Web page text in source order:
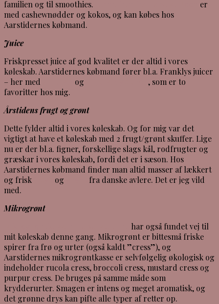
familien og til smoothies.
er
med cashewnødder og kokos, og kan købes hos
Aarstidernes købmand.
Juice
Friskpresset juice af god kvalitet er der altid i vores
køleskab. Aarstidernes købmand fører bl.a. Franklys juicer
– her med
og
, som er to
favoritter hos mig.
Årstidens frugt og grønt
Dette fylder altid i vores køleskab. Og for mig var det
vigtigt at have et køleskab med 2 frugt/grønt skuffer. Lige
nu er der bl.a. figner, forskellige slags kål, rodfrugter og
græskar i vores køleskab, fordi det er i sæson. Hos
Aarstidernes købmand finder man altid masser af lækkert
og frisk
og
fra danske avlere. Det er jeg vild
med.
Mikrogrønt
har også fundet vej til
mit køleskab denne gang. Mikrogrønt er bittesmå friske
spirer fra frø og urter (også kaldt ”cress”), og
Aarstidernes mikrogrøntkasse er selvfølgelig økologisk og
indeholder rucola cress, broccoli cress, mustard cress og
purpur cress. De bruges på samme måde som
krydderurter. Smagen er intens og meget aromatisk, og
det grønne drys kan pifte alle typer af retter op.